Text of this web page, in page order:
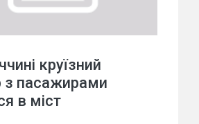
круїзний
з пасажирами
в міст